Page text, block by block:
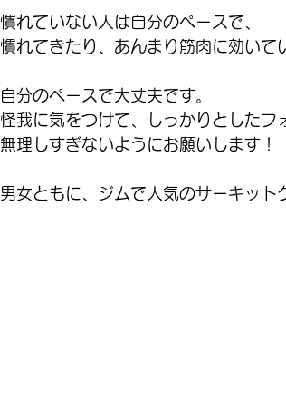
慣れていない人は自分のペースで、
慣れてきたり、あんまり筋肉に効い
自分のペースで大丈夫です。
怪我に気をつけて、しっかりとしたフ
無理しすぎないようにお願いします！
男女ともに、ジムで人気のサーキッ